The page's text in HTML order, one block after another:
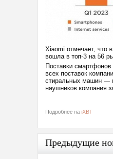
Xiaomi отмечает, что
вошла в топ-3 на 56
Поставки
всех поставок
стиральных машин —
наушников компания
Подробнее на iXBT
Предыдущие